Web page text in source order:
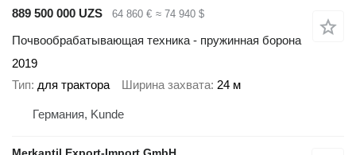
889 500 000 UZS
64 860 € ≈ 74 940 $
Почвообрабатывающая техника - пружинная борона
2019
Тип для трактора Ширина захвата 24 м
Германия, Kunde